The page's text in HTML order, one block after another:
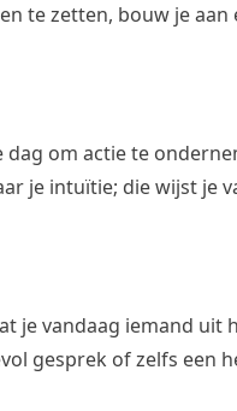
te zetten, bouw je
dag om actie te
je intuïtie; die wijst je
je vandaag iemand
gesprek of zelfs een